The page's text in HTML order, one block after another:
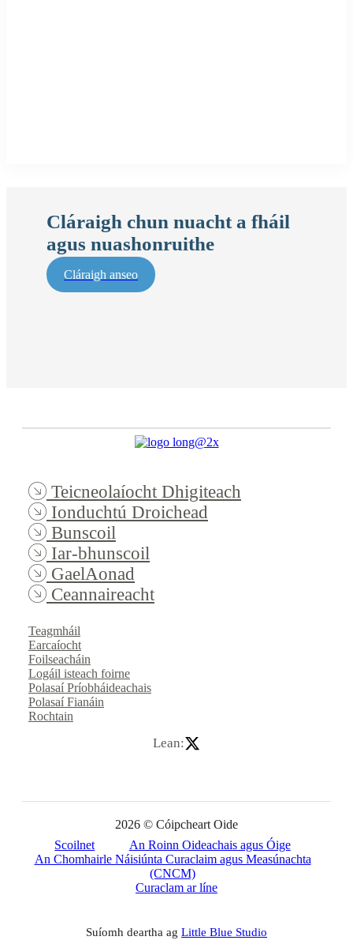
Cláraigh chun nuacht a fháil
agus nuashonruithe
Cláraigh anseo
Teicneolaíocht Dhigiteach
Ionduchtú Droichead
Bunscoil
Iar-bhunscoil
GaelAonad
Ceannaireacht
Teagmháil
Earcaíocht
Foilseacháin
Logáil isteach foirne
Polasaí Príobháideachais
Polasaí Fianáin
Rochtain
Lean:
2026 © Cóipcheart Oide
Scoilnet
An Roinn Oideachais agus Óige
An Chomhairle Náisiúnta Curaclaim agus Measúnachta
(CNCM)
Curaclam ar líne
Suíomh deartha ag Little Blue Studio